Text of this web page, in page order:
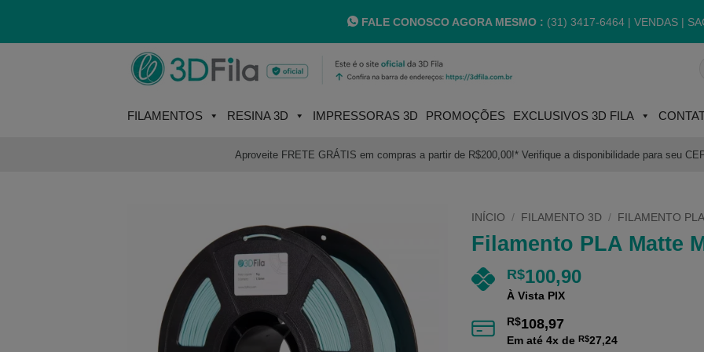
FALE CONOSCO AGORA MESMO : (31) 3417-6464 | VENDAS |
FILAMENTOS RESINA 3D IMPRESSORAS 3D PROMOÇÕES EXCLUSIVOS 3D FILA
Aproveite FRETE GRÁTIS em compras a partir de R$200,00!* Verifique a disponibilidade para seu
INÍCIO / FILAMENTO 3D / FILAMENTO
Filamento PLA Matte
R$100,90
À Vista PIX
R$108,97
Em até 4x de R$27,24